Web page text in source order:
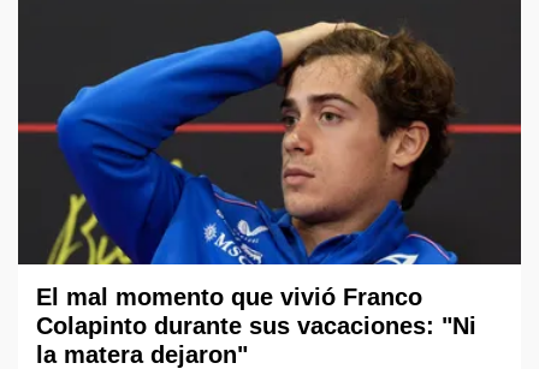
El mal momento que vivió Franco
Colapinto durante sus vacaciones: "Ni
la matera dejaron"